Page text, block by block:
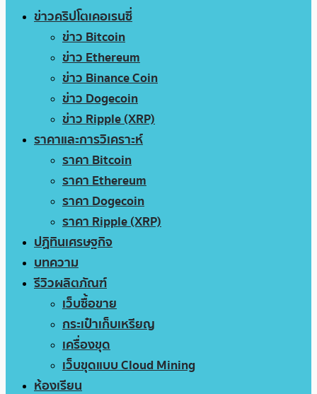
ข่าวคริปโตเคอเรนซี่
ข่าว Bitcoin
ข่าว Ethereum
ข่าว Binance Coin
ข่าว Dogecoin
ข่าว Ripple (XRP)
ราคาและการวิเคราะห์
ราคา Bitcoin
ราคา Ethereum
ราคา Dogecoin
ราคา Ripple (XRP)
ปฏิทินเศรษฐกิจ
บทความ
รีวิวผลิตภัณฑ์
เว็บซื้อขาย
กระเป๋าเก็บเหรียญ
เครื่องขุด
เว็บขุดแบบ Cloud Mining
ห้องเรียน